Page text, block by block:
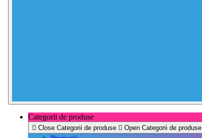
Categorii de produse
Close Categorii de produse Open Categorii de produse